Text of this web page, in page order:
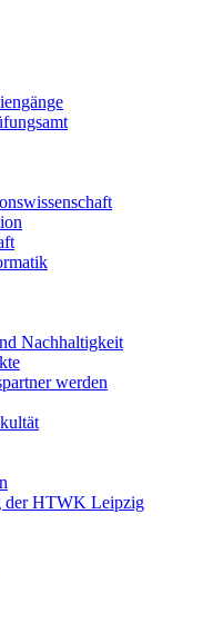
Nachhaltigkeit
werden
der HTWK Leipzig